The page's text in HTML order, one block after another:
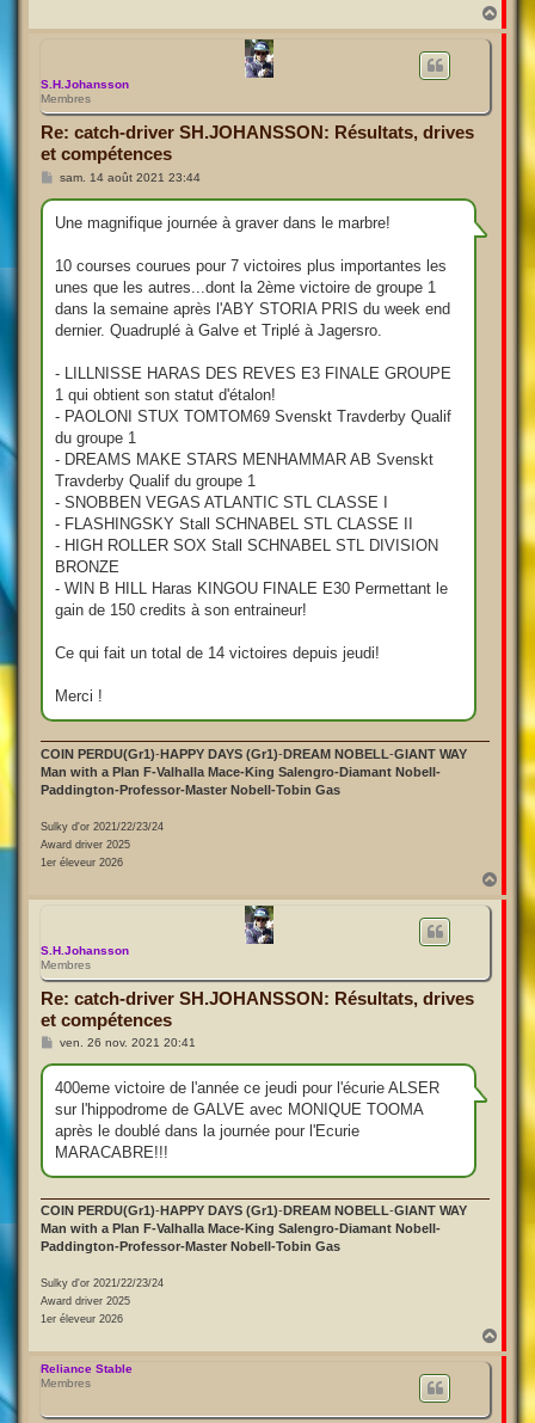
a
S.H.Johansson
Membres
Re: catch-driver SH.JOHANSSON: Résultats, drives
et compétences
M
s
s
e
sam. 14 août 2021 23:44
Une magnifique journée à graver dans le marbre!
10 courses courues pour 7 victoires plus importantes les
unes que les autres...dont la 2ème victoire de groupe 1
dans la semaine après l'ABY STORIA PRIS du week end
dernier. Quadruplé à Galve et Triplé à Jagersro.
- LILLNISSE HARAS DES REVES E3 FINALE GROUPE
1 qui obtient son statut d'étalon!
- PAOLONI STUX TOMTOM69 Svenskt Travderby Qualif
du groupe 1
- DREAMS MAKE STARS MENHAMMAR AB Svenskt
Travderby Qualif du groupe 1
- SNOBBEN VEGAS ATLANTIC STL CLASSE I
- FLASHINGSKY Stall SCHNABEL STL CLASSE II
- HIGH ROLLER SOX Stall SCHNABEL STL DIVISION
BRONZE
- WIN B HILL Haras KINGOU FINALE E30 Permettant le
gain de 150 credits à son entraineur!
Ce qui fait un total de 14 victoires depuis jeudi!
Merci !
COIN PERDU(Gr1)-HAPPY DAYS (Gr1)-DREAM NOBELL-GIANT WAY
Man with a Plan F-Valhalla Mace-King Salengro-Diamant Nobell-
Paddington-Professor-Master Nobell-Tobin Gas
Sulky d'or 2021/22/23/24
Award driver 2025
1er éleveur 2026
a
S.H.Johansson
Membres
Re: catch-driver SH.JOHANSSON: Résultats, drives
et compétences
M
s
s
g
e
ven. 26 nov. 2021 20:41
400eme victoire de l'année ce jeudi pour l'écurie ALSER
sur l'hippodrome de GALVE avec MONIQUE TOOMA
après le doublé dans la journée pour l'Ecurie
MARACABRE!!!
COIN PERDU(Gr1)-HAPPY DAYS (Gr1)-DREAM NOBELL-GIANT WAY
Man with a Plan F-Valhalla Mace-King Salengro-Diamant Nobell-
Paddington-Professor-Master Nobell-Tobin Gas
Sulky d'or 2021/22/23/24
Award driver 2025
1er éleveur 2026
a
Reliance Stable
Membres